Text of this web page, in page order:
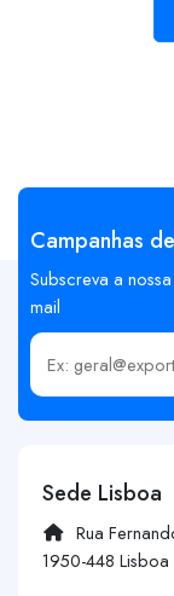
Campanhas
Subscreva a
mail
Insira o seu email
Sede Lisboa
Rua
1950-448 Lisboa